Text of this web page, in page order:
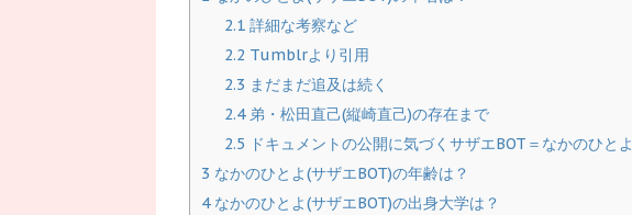
2.1 詳細な考察など
2.2 Tumblrより引用
2.3 まだまだ追及は続く
2.4弟・松田直己(縦崎直己)の存在まで
2.5 ドキュメントの公開に気づくサザエBOT＝なかのひとよ
3 なかのひとよ(サザエBOT)の年齢は？
4なかのひとよ(サザエBOT)の出身大学は？